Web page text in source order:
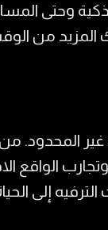
وحتى
من
غير المحدود.
الواقع
إلى